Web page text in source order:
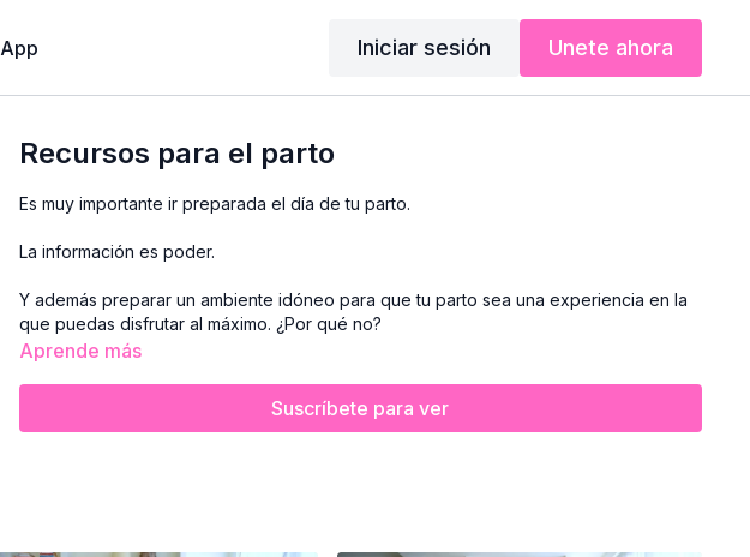
App Iniciar sesión Unete ahora
Recursos para el parto
Es muy importante ir preparada el día de tu parto.
La información es poder.
Y además preparar un ambiente idóneo para que tu parto sea una experiencia en la
que puedas disfrutar al máximo. ¿Por qué no?
Aprende más
Suscríbete para ver